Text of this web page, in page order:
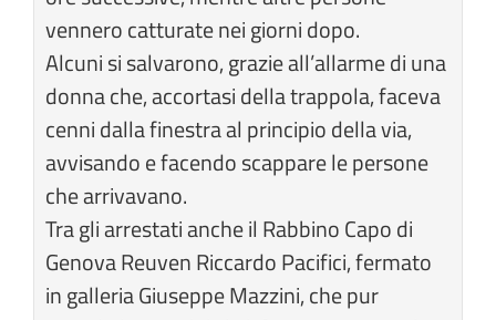
vennero catturate nei giorni dopo.
Alcuni si salvarono, grazie all’allarme di una
donna che, accortasi della trappola, faceva
cenni dalla finestra al principio della via,
avvisando e facendo scappare le persone
che arrivavano.
Tra gli arrestati anche il Rabbino Capo di
Genova Reuven Riccardo Pacifici, fermato
in galleria Giuseppe Mazzini, che pur